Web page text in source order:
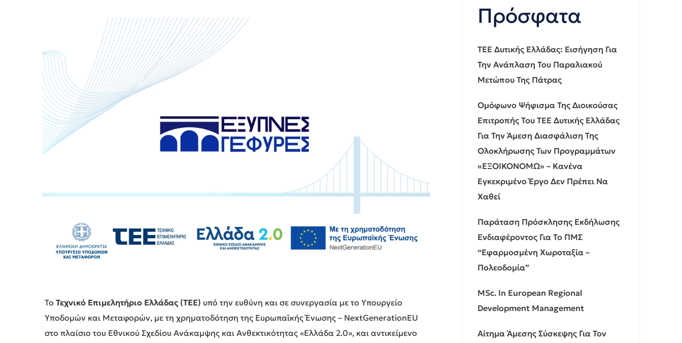
Το Τεχνικό Επιμελητήριο Ελλάδας (ΤΕΕ) υπό την ευθύνη και σε συνεργασία με το Υπουργείο
Υποδομών και Μεταφορών, με τη χρηματοδότηση της Ευρωπαϊκής Ένωσης – NextGenerationEU
στο πλαίσιο του Εθνικού Σχεδίου Ανάκαμψης και Ανθεκτικότητας «Ελλάδα 2.0», και αντικείμενο
Πρόσφατα
ΤΕΕ Δυτικής Ελλάδας: Εισήγηση Για
Την Ανάπλαση Του Παραλιακού
Μετώπου Της Πάτρας
Ομόφωνο Ψήφισμα Της Διοικούσας
Επιτροπής Του ΤΕΕ Δυτικής Ελλάδας
Για Την Άμεση Διασφάλιση Της
Ολοκλήρωσης Των Προγραμμάτων
«ΕΞΟΙΚΟΝΟΜΩ» – Κανένα
Εγκεκριμένο Έργο Δεν Πρέπει Να
Χαθεί
Παράταση Πρόσκλησης Εκδήλωσης
Ενδιαφέροντος Για Το ΠΜΣ
“Εφαρμοσμένη Χωροταξία –
Πολεοδομία”
MSc. In European Regional
Development Management
Αίτημα Άμεσης Σύσκεψης Για Τον